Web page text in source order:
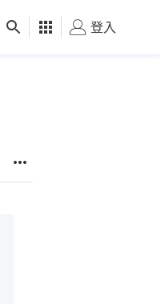
健康 好食玩飛
登入